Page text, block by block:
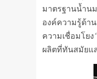
มาตรฐานน้ำน
องค์ความรู้ด้า
ความเชื่อมโย
ผลิตที่ทันสมัยแ